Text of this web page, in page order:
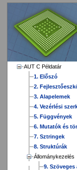
AUT C Példatár
1. Előszó
2.
3. Alapelemek
4. Vezérlési
5. Függvények
6. Mutatók és
7. Sztringek
8. Struktúrák
Állománykezelés
9.